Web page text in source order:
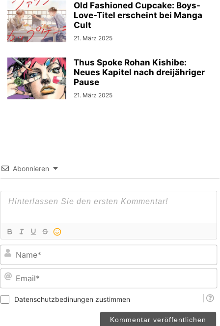
Old Fashioned Cupcake: Boys-
Love-Titel erscheint bei Manga
Cult
21. März 2025
Thus Spoke Rohan Kishibe:
Neues Kapitel nach dreijähriger
Pause
21. März 2025
Abonnieren
Datenschutzbedinungen zustimmen